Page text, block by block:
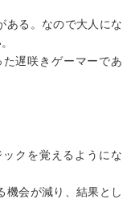
ある。なので大人にな
遅咲きゲーマーであ
クを覚えるようにな
機会が減り、結果とし